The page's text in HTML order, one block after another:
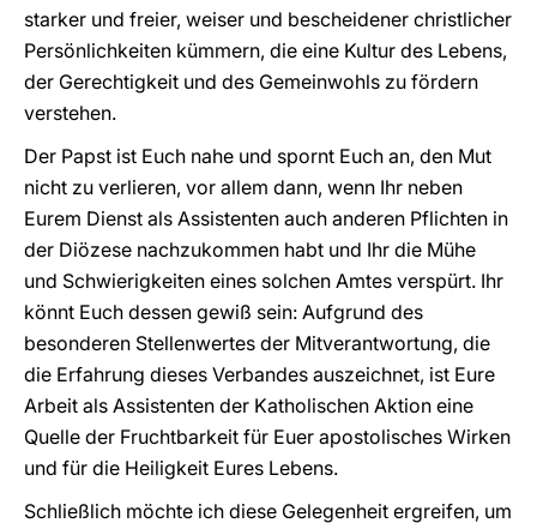
starker und freier, weiser und bescheidener christlicher
Persönlichkeiten kümmern, die eine Kultur des Lebens,
der Gerechtigkeit und des Gemeinwohls zu fördern
verstehen.
Der Papst ist Euch nahe und spornt Euch an, den Mut
nicht zu verlieren, vor allem dann, wenn Ihr neben
Eurem Dienst als Assistenten auch anderen Pflichten in
der Diözese nachzukommen habt und Ihr die Mühe
und Schwierigkeiten eines solchen Amtes verspürt. Ihr
könnt Euch dessen gewiß sein: Aufgrund des
besonderen Stellenwertes der Mitverantwortung, die
die Erfahrung dieses Verbandes auszeichnet, ist Eure
Arbeit als Assistenten der Katholischen Aktion eine
Quelle der Fruchtbarkeit für Euer apostolisches Wirken
und für die Heiligkeit Eures Lebens.
Schließlich möchte ich diese Gelegenheit ergreifen, um